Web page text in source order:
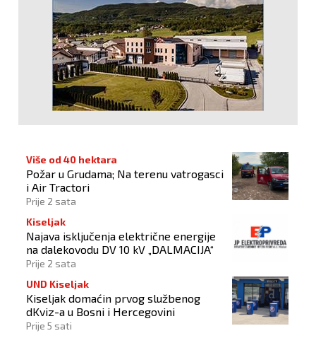
Više od 40 hektara
Požar u Grudama; Na terenu vatrogasci
i Air Tractori
Prije 2 sata
Kiseljak
Najava isključenja električne energije
na dalekovodu DV 10 kV „DALMACIJA“
Prije 2 sata
UND Kiseljak
Kiseljak domaćin prvog službenog
dKviz-a u Bosni i Hercegovini
Prije 5 sati